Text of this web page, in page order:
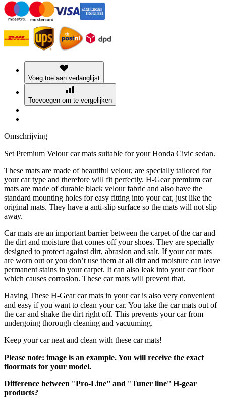
Voeg toe aan verlanglijst
Toevoegen om te vergelijken
Omschrijving
Set Premium Velour car mats suitable for your Honda Civic sedan.
These mats are made of beautiful velour, are specially tailored for
your car type and therefore will fit perfectly. H-Gear premium car
mats are made of durable black velour fabric and also have the
standard mounting holes for easy fitting into your car, just like the
original mats. They have a anti-slip surface so the mats will not slip
away.
Car mats are an important barrier between the carpet of the car and
the dirt and moisture that comes off your shoes. They are specially
designed to protect against dirt, abrasion and salt. If your car mats
are worn out or you don’t use them at all dirt and moisture can leave
permanent stains in your carpet. It can also leak into your car floor
which causes corrosion. These car mats will prevent that.
Having These H-Gear car mats in your car is also very convenient
and easy if you want to clean your car. You take the car mats out of
the car and shake the dirt right off. This prevents your car from
undergoing thorough cleaning and vacuuming.
Keep your car neat and clean with these car mats!
Please note: image is an example. You will receive the exact
floormats for your model.
Difference between ''Pro-Line'' and ''Tuner line'' H-gear
products?